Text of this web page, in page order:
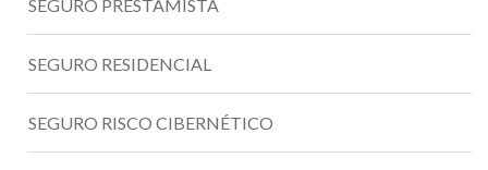
SEGURO PRESTAMISTA
SEGURO RESIDENCIAL
SEGURO RISCO CIBERNÉTICO